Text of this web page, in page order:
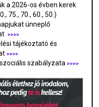
a 2026-os évben kerek
75., 70., 60., 50.)
ünneplő
>>>>
tájékoztató és
>>>>
szabályzata >>>>